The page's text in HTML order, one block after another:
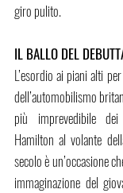
giro pulito.
IL BALLO DEL
L’esordio ai piani alti
dell’automobilismo
più imprevedibile
Hamilton al volante
secolo è un’occasione
immaginazione del